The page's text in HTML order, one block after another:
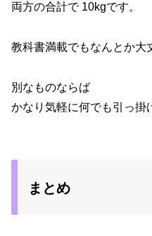
両方の合計で 10kgです。
教科書満載でもなんとか大
別なものならば
かなり気軽に何でも引っ掛
まとめ